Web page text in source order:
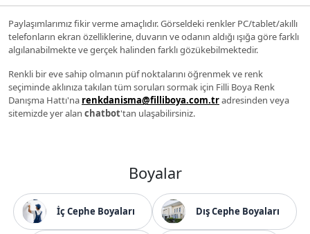
Paylaşımlarımız fikir verme amaçlıdır. Görseldeki renkler PC/tablet/akıllı
telefonların ekran özelliklerine, duvarın ve odanın aldığı ışığa göre farklı
algılanabilmekte ve gerçek halinden farklı gözükebilmektedir.
Renkli bir eve sahip olmanın püf noktalarını öğrenmek ve renk
seçiminde aklınıza takılan tüm soruları sormak için Filli Boya Renk
Danışma Hattı'na renkdanisma@filliboya.com.tradresinden veya
sitemizde yer alan chatbot'tan ulaşabilirsiniz.
Boyalar
İç Cephe Boyaları Dış Cephe Boyaları